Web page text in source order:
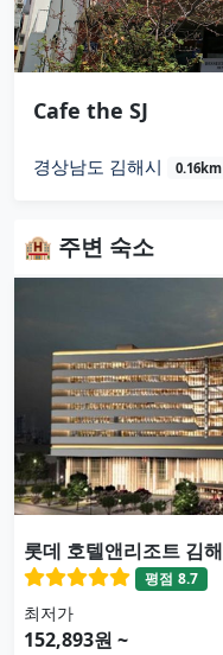
Cafe the SJ
경상남도 김해시 0.16km
🏨 주변 숙소
롯데 호텔앤리조트 김해
평점 8.7
최저가
152,893원 ~